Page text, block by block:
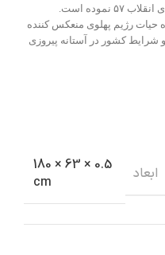
نموده است.
آخرین ماه حیات رژیم پهلوی منعکس کننده
شرایط کشور در آستانه پیروزی
ابعاد
0.5 × 63 × 180
cm